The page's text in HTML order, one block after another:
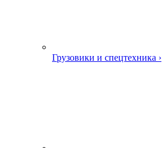
Грузовики и спецтехника ›